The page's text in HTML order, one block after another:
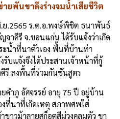
e ai
l
py
Li
n
k
ar
e
ยพันขาดึงร่างจมน้ำเสียชีวิต
.ย.2565 ร.ต.อ.พงษ์พิชิต ธนาพันธ์
จาคีรี จ.ขอนแก่น ได้รับแจ้งว่าเกิด
ะน้ำที่นาตัวเอง พื้นที่บ้านท่า
บแจ้งจึงได้ประสานเจ้าหน้าที่กู้
รี ลงพื้นที่ร่วมกันชันสูตร
คำภู อัศจรรย์ อายุ 75 ปี อยู่บ้าน
ที่นาที่เกิดเหตุ สภาพศพใส่
ขาวม้าลายสก็อตสีม่วงคลุมตัว ขา